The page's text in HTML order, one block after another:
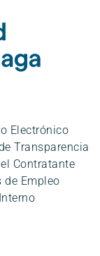
Electrónico
Transparencia
Contratante
de Empleo